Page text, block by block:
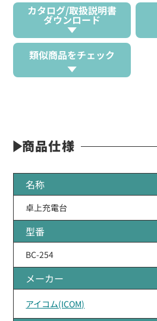
カタログ/取扱説明書
ダウンロード
類似商品をチェック
商品仕様
名称
卓上充電台
型番
BC-254
メーカー
アイコム(ICOM)